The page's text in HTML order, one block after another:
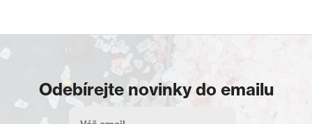
Odebírejte novinky do emailu